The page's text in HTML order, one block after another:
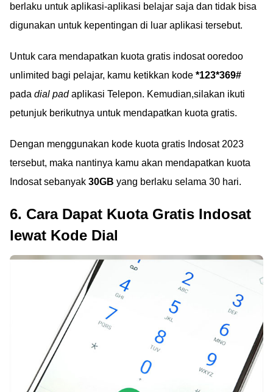
berlaku untuk aplikasi-aplikasi belajar saja dan tidak bisa
digunakan untuk kepentingan di luar aplikasi tersebut.
Untuk cara mendapatkan kuota gratis indosat ooredoo
unlimited bagi pelajar, kamu ketikkan kode *123*369#
pada dial padaplikasi Telepon. Kemudian,silakan ikuti
petunjuk berikutnya untuk mendapatkan kuota gratis.
Dengan menggunakan kode kuota gratis Indosat 2023
tersebut, maka nantinya kamu akan mendapatkan kuota
Indosat sebanyak 30GB yang berlaku selama 30 hari.
6. Cara Dapat Kuota Gratis Indosat
lewat Kode Dial